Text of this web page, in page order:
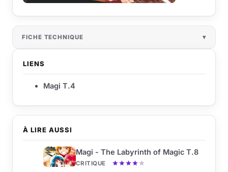
À LIRE AUSSI
Magi - The Labyrinth of Magic T.8
CRITIQUE
FICHE TECHNIQUE
LIENS
Magi T.4